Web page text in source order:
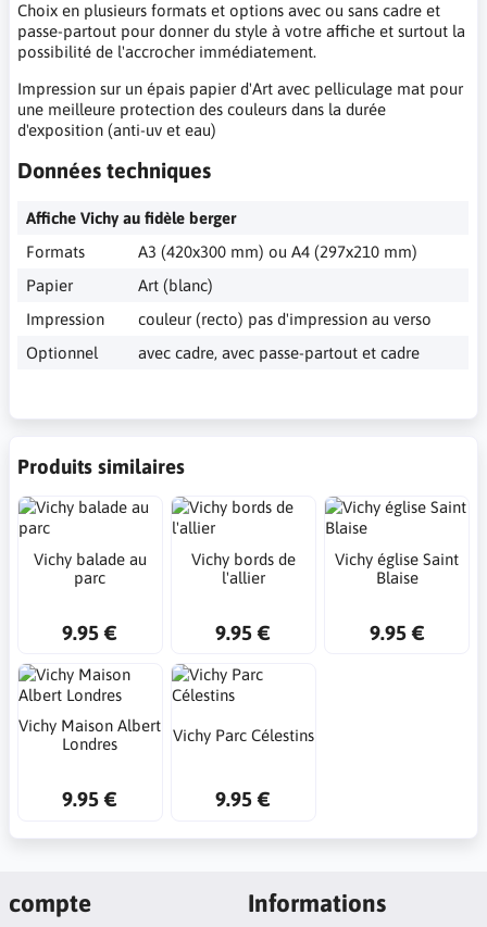
Choix en plusieurs formats et options avec ou sans cadre et
passe-partout pour donner du style à votre affiche et surtout la
possibilité de l'accrocher immédiatement.
Impression sur un épais papier d'Art avec pelliculage mat pour
une meilleure protection des couleurs dans la durée
d'exposition (anti-uv et eau)
Données techniques
Affiche Vichy au fidèle berger
Formats
A3 (420x300 mm) ou A4 (297x210 mm)
Papier
Art (blanc)
Impression
couleur (recto) pas d'impression au verso
Optionnel
avec cadre, avec passe-partout et cadre
Produits similaires
Vichy balade au
parc
9.95 €
Vichy bords de
l'allier
9.95 €
Vichy église Saint
Blaise
9.95 €
Vichy Maison Albert
Londres
9.95 €
Vichy Parc Célestins
9.95 €
compte Informations